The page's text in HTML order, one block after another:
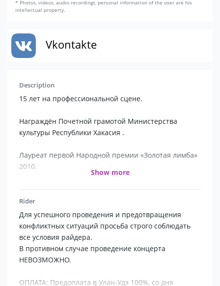
* Photos, videos, audio recordings, personal information of the user are his
intellectual property.
Vkontakte
Description
15 лет на профессиональной сцене.
Награждён Почетной грамотой Министерства
культуры Республики Хакасия .
Лауреат первой Народной премии «Золотая лимба»
2010.
Лауреат Международного фестиваля этнической
эстрады
«ОТ ЫРЫ» 2006,2010.
Лауреат Международного фестиваля эстрадной
песни
«Белый месяц» 2001 ,2003.
Обладатель звания «Почетный Джидинец».
Show more
Rider
Для успешного проведения и предотвращения
конфликтных ситуаций просьба строго соблюдать
все условия райдера.
В противном случае проведение концерта
НЕВОЗМОЖНО.
ОПЛАТА: Предоплата в Улан-Удэ 100%, со дня